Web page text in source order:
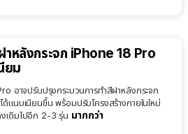
หลังกระจก iPhone 18 Pro
ยม
อาจปรับปรุงกระบวนการทำสีฝาหลังกระจก
ด้แนบเนียนขึ้น พร้อมปรับโครงสร้างภายในใหม่
เดิมไปอีก 2-3 รุ่น มากกว่า